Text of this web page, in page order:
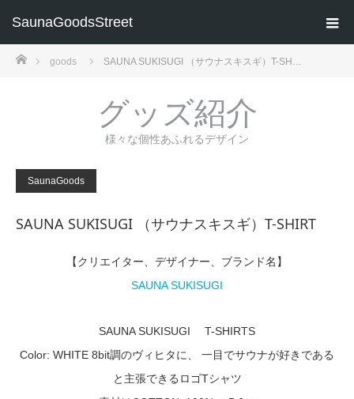
SaunaGoodsStreet
ホームgoods SAUNA SUKISUGI （サウナスキスギ）T-SH…
グッズ紹介
様々な個性あふれるデザイン
SaunaGoods
SAUNA SUKISUGI （サウナスキスギ）T-SHIRT
【クリエイター、デザイナー、ブランド名】
SAUNA SUKISUGI
SAUNA SUKISUGI T-SHIRTS
Color: WHITE 8bit調のヴィヒタに、 一目でサウナが好きである
と主張できるロゴTシャツ